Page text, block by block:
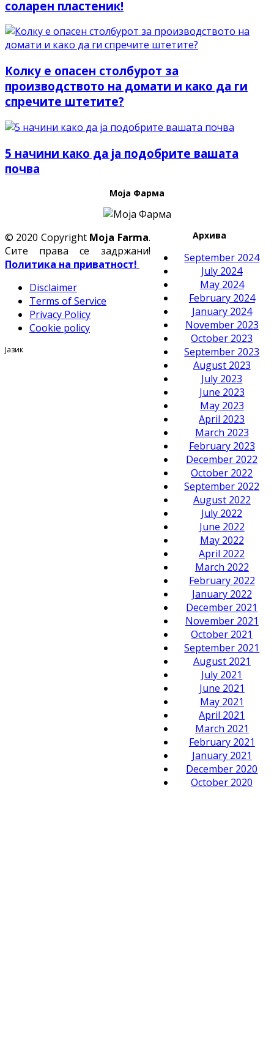
соларен пластеник!
Колку е опасен столбурот за
производството на домати и како да ги
спречите штетите?
5 начини како да ја подобрите вашата
почва
Моја Фарма
Архива
September 2024
July 2024
May 2024
February 2024
January 2024
November 2023
October 2023
September 2023
August 2023
July 2023
June 2023
May 2023
April 2023
March 2023
February 2023
December 2022
October 2022
September 2022
August 2022
July 2022
June 2022
May 2022
April 2022
March 2022
February 2022
January 2022
December 2021
November 2021
October 2021
September 2021
August 2021
July 2021
June 2021
May 2021
April 2021
March 2021
February 2021
January 2021
December 2020
October 2020
© 2020 Copyright Moja Farma.
Сите права се задржани!
Политика на приватност!
Disclaimer
Terms of Service
Privacy Policy
Cookie policy
Јазик